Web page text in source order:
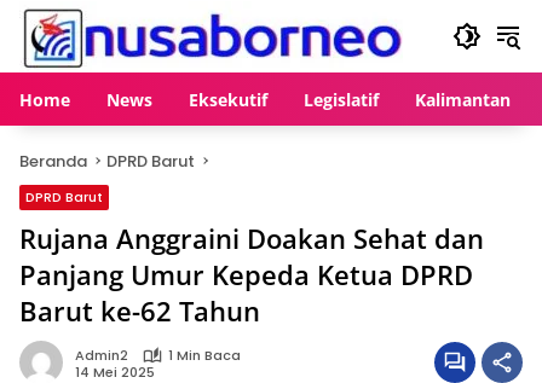
Langsung
konten
Home News Eksekutif Legislatif Kalimantan
Beranda DPRD Barut
DPRD Barut
Rujana Anggraini Doakan Sehat dan
Panjang Umur Kepeda Ketua DPRD
Barut ke-62 Tahun
Admin2
1 Min Baca
14 Mei 2025